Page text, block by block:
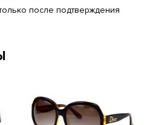
после подтверждения